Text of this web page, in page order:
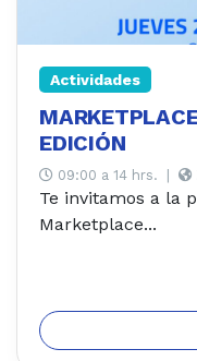
Actividades
EDICIÓN
09:00 a 14 hrs.
Te invitamos a la
Marketplace...